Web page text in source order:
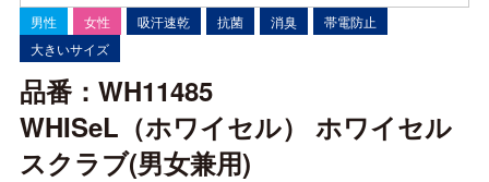
男性 女性 吸汗速乾 抗菌 消臭
帯電防止
大きいサイズ
品番：WH11485
WHISeL（ホワイセル） ホワイセル
スクラブ(男女兼用)